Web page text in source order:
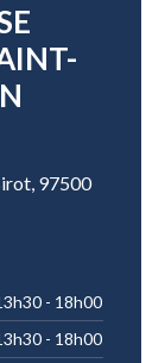
97500
- 18h00
- 18h00